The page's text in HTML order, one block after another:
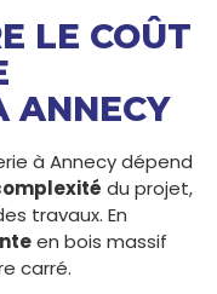
LE COÛT
ANNECY
à Annecy dépend
du projet,
travaux. En
en bois massif
carré.